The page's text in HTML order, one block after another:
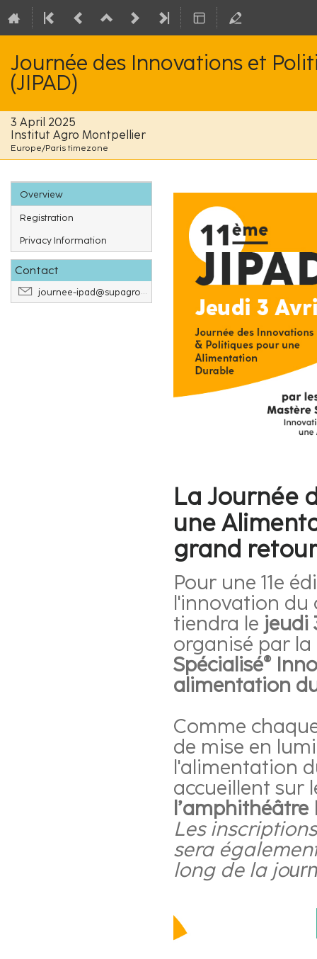
Journée des Innovations et
(JIPAD)
3 April 2025
Institut Agro Montpellier
Europe/Paris timezone
Event
menu
Overview
Registration
Privacy Information
Contact
journee-ipad@supagro.fr
La Journée
une
grand
Pour une 11e
l'innovation du
tiendra le jeudi
organisé par
Spécialisé®
alimentation
Comme
de mise en
l'alimentation
accueillent sur
Les
sera
long de la jo